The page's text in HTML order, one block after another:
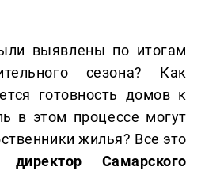
выявлены по итогам
сезона? Как
готовность домов к
в этом процессе могут
жилья? Все это
директор Самарского